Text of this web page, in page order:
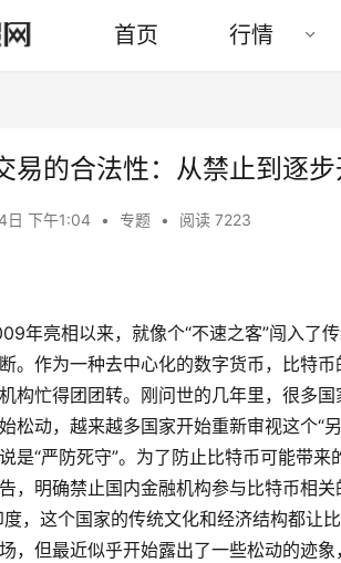
首页 行情
易的合法性：从禁止到逐
日 下午1:04 • 专题 • 阅读 7223
年亮相以来，就像个“不速之客”闯入了
。作为一种去中心化的数字货币，比特
构忙得团团转。刚问世的几年里，很多
松动，越来越多国家开始重新审视这个“
是“严防死守”。为了防止比特币可能带
，明确禁止国内金融机构参与比特币相
，这个国家的传统文化和经济结构都让
，但最近似乎开始露出了一些松动的迹